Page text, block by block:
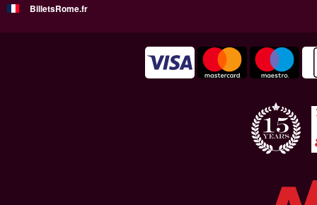
BilletsRome.fr